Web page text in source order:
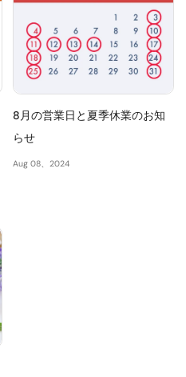
8月の営業日と夏季休業のお知
らせ
Aug 08、2024